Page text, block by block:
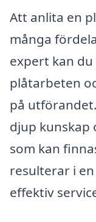
Att anlita en
många
expert kan
plåtarbeten
på
djup kunskap
som kan
resulterar i
effektiv